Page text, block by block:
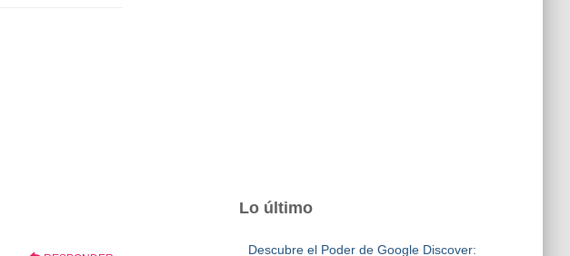
Lo último
Descubre el Poder de Google Discover: